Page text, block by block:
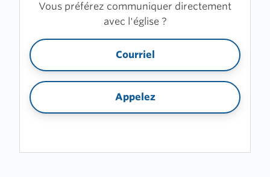
Vous préférez communiquer directement
avec l'église ?
Courriel
Appelez